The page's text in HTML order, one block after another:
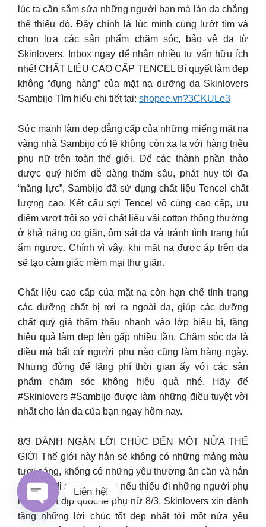
lúc ta cần sắm sửa những người bạn mà làn da chẳng
thể thiếu đó. Đây chính là lúc mình cùng lướt tìm và
chọn lựa các sản phẩm chăm sóc, bảo vệ da từ
Skinlovers. Inbox ngay để nhận nhiều tư vấn hữu ích
nhé! CHẤT LIỆU CAO CẤP TENCEL Bí quyết làm đẹp
không “đụng hàng” của mặt nạ dưỡng da Skinlovers
Sambijo Tìm hiểu chi tiết tại: shopee.vn?3CKULe3
Sức mạnh làm đẹp đẳng cấp của những miếng mặt nạ
vàng nhà Sambijo có lẽ không còn xa lạ với hàng triệu
phụ nữ trên toàn thế giới. Để các thành phần thảo
dược quý hiếm dễ dàng thấm sâu, phát huy tối đa
“năng lực”, Sambijo đã sử dụng chất liệu Tencel chất
lượng cao. Kết cấu sợi Tencel vô cùng cao cấp, ưu
điểm vượt trội so với chất liệu vải cotton thông thường
ở khả năng co giãn, ôm sát da và tránh tình trạng hút
ẩm ngược. Chính vì vậy, khi mặt nạ được áp trên da
sẽ tạo cảm giác mềm mại thư giãn.
Chất liệu cao cấp của mặt nạ còn hạn chế tình trạng
các dưỡng chất bị rơi ra ngoài da, giúp các dưỡng
chất quý giá thẩm thấu nhanh vào lớp biểu bì, tăng
hiệu quả làm đẹp lên gấp nhiều lần. Chăm sóc da là
điều mà bất cứ người phụ nào cũng làm hàng ngày.
Nhưng đừng để lãng phí thời gian ấy với các sản
phẩm chăm sóc không hiệu quả nhé. Hãy để
#Skinlovers #Sambijo được làm những điều tuyệt vời
nhất cho làn da của bạn ngay hôm nay.
8/3 DÀNH NGÀN LỜI CHÚC ĐẾN MỘT NỬA THẾ
GIỚI Thế giới này hẳn sẽ không có những mảng màu
tươi sáng, không có những yêu thương ân cần và hẳn
sẽ vắng đi sự lãng mạn nếu thiếu đi những người phụ
nữ. Nhân dịp quốc tế phụ nữ 8/3, Skinlovers xin dành
tặng những lời chúc tốt đẹp nhất tới một nửa yêu
Liên hệ!
Open